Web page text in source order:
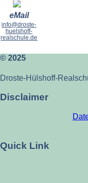
eMail
info@droste-
huelshoff-
realschule.de
© 2025
Droste-Hülshoff-
Disclaimer
Quick Link